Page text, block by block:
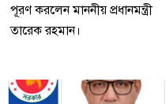
পূরণ করলেন মাননীয় প্রধানমন্ত্রী
তারেক রহমান।